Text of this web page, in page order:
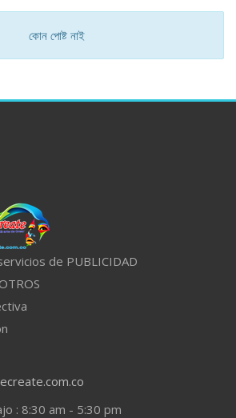
কোন পোষ্ট নাই
de PUBLICIDAD
: 8:30 am - 5:30 pm